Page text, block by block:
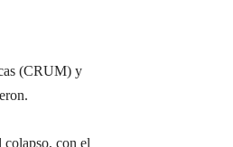
(CRUM) y
con el